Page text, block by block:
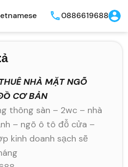
0886619688
NHÀ MẶT NGÕ
CƠ BẢN
thông sàn – 2wc – nhà
– ngõ ô tô đỗ cửa –
kinh doanh sạch sẽ